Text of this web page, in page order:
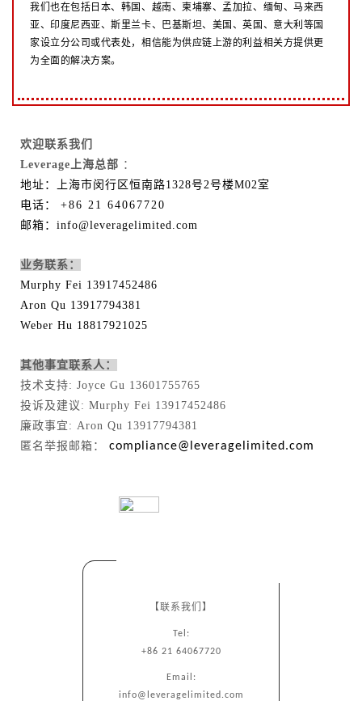
我们也在包括日本、韩国、越南、柬埔寨、孟加拉、缅甸、马来西
亚、印度尼西亚、斯里兰卡、巴基斯坦、美国、英国、意大利等国
家设立分公司或代表处，相信能为供应链上游的利益相关方提供更
为全面的解决方案。
欢迎联系我们
Leverage上海总部 ：
地址：上海市闵行区恒南路1328号2号楼M02室
电话： +86 21 64067720
邮箱：info@leveragelimited.com
业务联系：
Murphy Fei 13917452486
Aron Qu 13917794381
Weber Hu 18817921025
其他事宜联系人：
技术支持: Joyce Gu 13601755765
投诉及建议: Murphy Fei 13917452486
廉政事宜: Aron Qu 13917794381
匿名举报邮箱： compliance@leveragelimited.com
【联系我们】
Tel:
+86 21 64067720
Email:
info@leveragelimited.com